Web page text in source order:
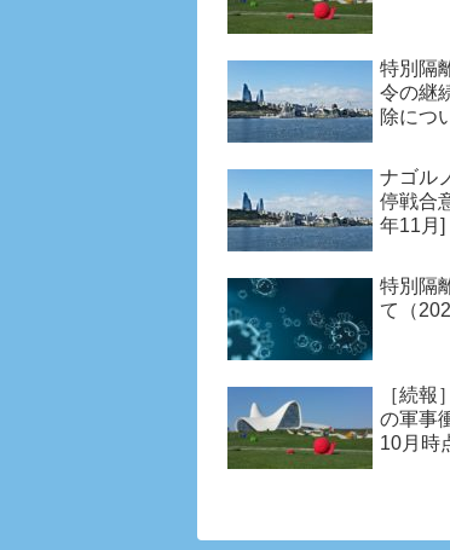
特別隔
令の継
除につ
ナゴル
停戦合
年11月]
特別隔
て（
［続報
の軍事
10月時